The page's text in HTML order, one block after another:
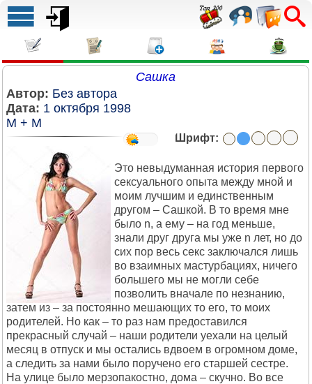
Сашка
Автор: Без автора
Дата: 1 октября 1998
М + М
Шрифт:
Это невыдуманная история первого
сексуального опыта между мной и
моим лучшим и единственным
другом – Сашкой. В то время мне
было n, а ему – на год меньше,
знали друг друга мы уже n лет, но до
сих пор весь секс заключался лишь
во взаимных мастурбациях, ничего
большего мы не могли себе
позволить вначале по незнанию,
затем из – за постоянно мешающих то его, то моих
родителей. Но как – то раз нам предоставился
прекрасный случай – наши родители уехали на целый
месяц в отпуск и мы остались вдвоем в огромном доме,
а следить за нами было поручено его старшей сестре.
На улице было мерзопакостно, дома – скучно. Во все